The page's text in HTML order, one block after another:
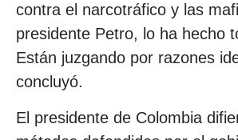
contra el narcotráfico y las
presidente Petro, lo ha hecho
Están juzgando por razones
concluyó.
El presidente de Colombia